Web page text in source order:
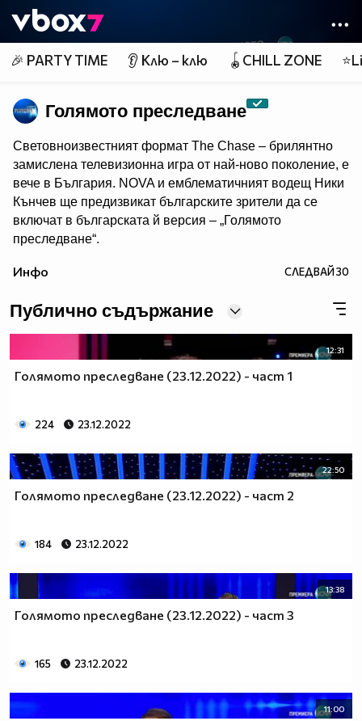
👾
🎉 PARTY TIME 👂 Клю – клю 🪀CHILL ZONE
Голямото преследване
Световноизвестният формат The Chase – брилянтно
замислена телевизионна игра от най-ново поколение, e
вече в България. NOVA и емблематичният водещ Ники
Кънчев ще предизвикат българските зрители да се
включат в българската й версия – „Голямото
преследване“.
ще бъде издигнато в култ, а Ники Кънчев ще запознае
Инфо СЛЕДВАЙ30
Публично съдържание
12:31
Голямото преследване (23.12.2022) - част 1
224 23.12.2022
22:50
Голямото преследване (23.12.2022) - част 2
184 23.12.2022
13:38
Голямото преследване (23.12.2022) - част 3
165 23.12.2022
11:00